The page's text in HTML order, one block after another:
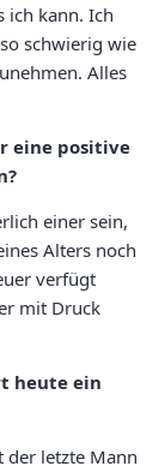
ich kann. Ich
schwierig wie
Alles
eine positive
einer sein,
Alters noch
verfügt
mit Druck
heute ein
der letzte Mann